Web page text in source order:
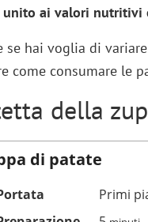
ai valori nutritivi
se hai voglia di
come consumare le
della
di patate
Primi